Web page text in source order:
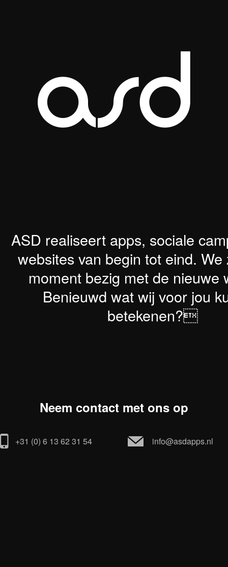
ASD realiseert apps, sociale
websites van begin tot eind. We
moment bezig met de nieuwe
Benieuwd wat wij voor jou
betekenen?
Neem contact met ons op
+31 (0) 6 13 62 31 54 info@asdapps.nl